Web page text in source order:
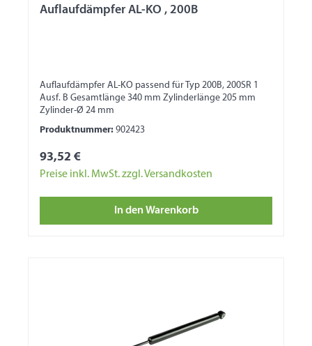
Auflaufdämpfer AL-KO , 200B
Auflaufdämpfer AL-KO passend für Typ 200B, 200SR 1
Ausf. B Gesamtlänge 340 mm Zylinderlänge 205 mm
Zylinder-Ø 24 mm
Produktnummer: 902423
93,52 €
Preise inkl. MwSt. zzgl. Versandkosten
In den Warenkorb